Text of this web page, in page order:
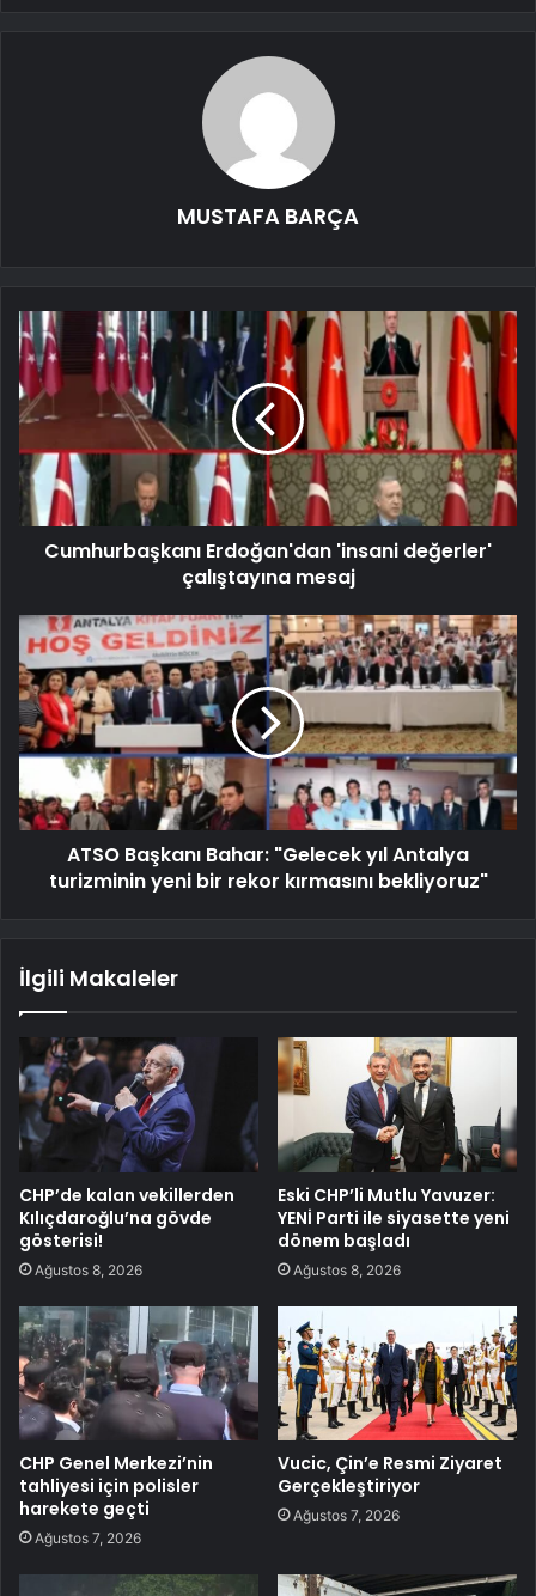
MUSTAFA BARÇA
Cumhurbaşkanı Erdoğan'dan 'insani değerler'
çalıştayına mesaj
ATSO Başkanı Bahar: "Gelecek yıl Antalya
turizminin yeni bir rekor kırmasını bekliyoruz"
İlgili Makaleler
CHP’de kalan vekillerden
Kılıçdaroğlu’na gövde
gösterisi!
Ağustos 8, 2026
Eski CHP’li Mutlu Yavuzer:
YENİ Parti ile siyasette yeni
dönem başladı
Ağustos 8, 2026
CHP Genel Merkezi’nin
tahliyesi için polisler
harekete geçti
Ağustos 7, 2026
Vucic, Çin’e Resmi Ziyaret
Gerçekleştiriyor
Ağustos 7, 2026